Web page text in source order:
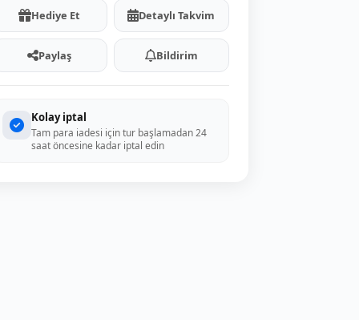
Hediye Et Detaylı Takvim
Paylaş Bildirim
Kolay iptal
Tam para iadesi için tur başlamadan 24
saat öncesine kadar iptal edin